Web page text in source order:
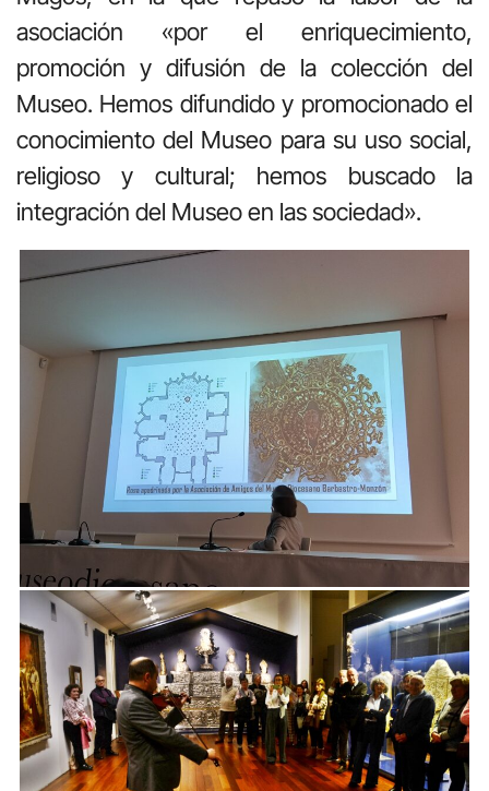
asociación «por el enriquecimiento,
promoción y difusión de la colección del
Museo. Hemos difundido y promocionado el
conocimiento del Museo para su uso social,
religioso y cultural; hemos buscado la
integración del Museo en las sociedad».